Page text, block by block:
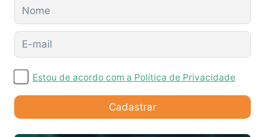
Estou de acordo com a Política de Privacidade